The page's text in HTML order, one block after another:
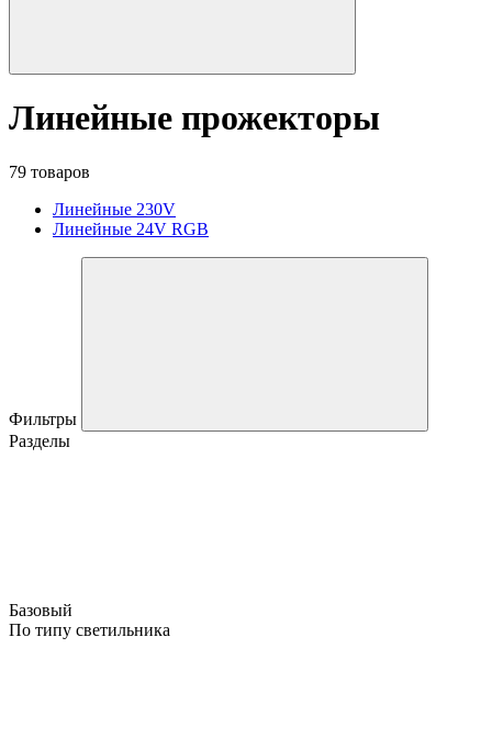
Линейные прожекторы
79 товаров
Линейные 230V
Линейные 24V RGB
Фильтры
Разделы
Базовый
По типу светильника